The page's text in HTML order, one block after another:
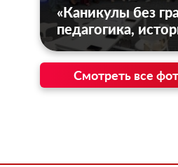
«Каникулы без
педагогика,
Смотреть все